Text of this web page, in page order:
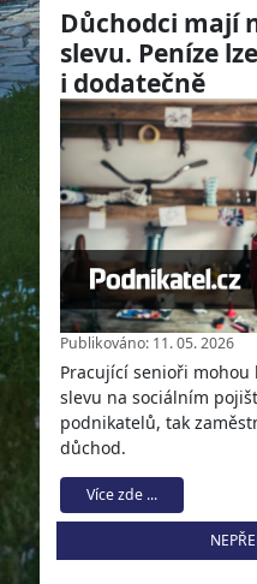
Důchodci mají
slevu. Peníze
i dodatečně
Publikováno: 11. 05. 2026
Pracující senioři mohou
slevu na sociálním
podnikatelů, tak
důchod.
Více zde ...